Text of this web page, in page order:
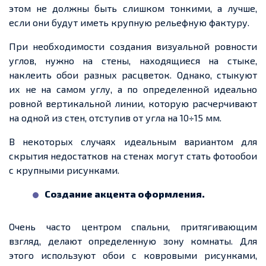
этом не должны быть слишком тонкими, а лучше,
если они будут иметь крупную рельефную фактуру.
При необходимости создания визуальной ровности
углов, нужно на стены, находящиеся на стыке,
наклеить обои разных расцветок. Однако, стыкуют
их не на самом углу, а по определеннойидеально
ровной вертикальной линии, которую расчерчивают
на одной из стен, отступив от угла на 10÷15 мм.
В некоторых случаях идеальным вариантом для
скрытия недостатков на стенах могут стать фотообои
с крупными рисунками.
Создание акцента оформления.
Очень часто центром спальни, притягивающим
взгляд, делаютопределенную зону комнаты. Для
этого используют обои с ковровыми рисунками,